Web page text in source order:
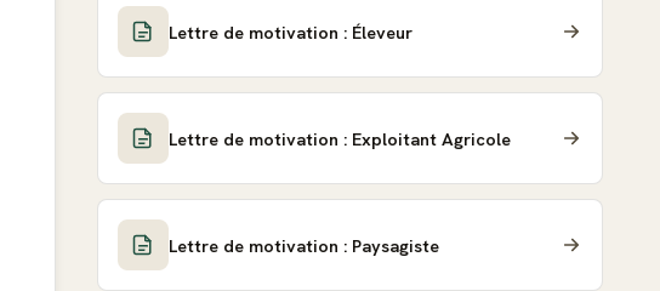
Lettre de motivation : Éleveur
Lettre de motivation : Exploitant Agricole
Lettre de motivation : Paysagiste